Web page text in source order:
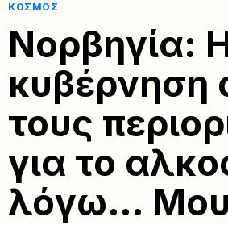
ΚΌΣΜΟΣ
Νορβηγία:
κυβέρνηση
τους
για το
λόγω…